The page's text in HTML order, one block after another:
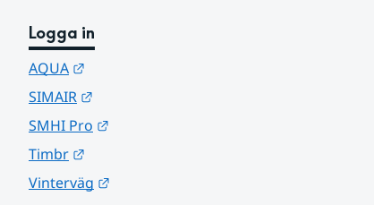
Logga in
AQUA
SIMAIR
SMHI Pro
Timbr
Vinterväg